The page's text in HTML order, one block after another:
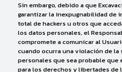
Sin embargo, debido a que
garantizar la inexpugnabilidad de
total de hackers u otros que
los datos personales, el
compromete a comunicar al
cuando ocurra una violación de la
personales que sea probable que
para los derechos y libertades de